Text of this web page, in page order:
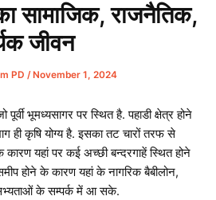
सामाजिक, राजनैतिक,
जीवन
PD / November 1, 2024
पूर्वी भूमध्यसागर पर स्थित है. पहाडी क्षेत्र होने
ही कृषि योग्य है. इसका तट चारों तरफ से
के कारण यहां पर कई अच्छी बन्दरगाहें स्थित होने
होने के कारण यहां के नागरिक बैबीलोन,
के सम्पर्क में आ सके.